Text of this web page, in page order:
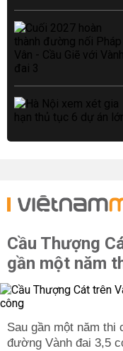
Cầu Thượng
gần một năm
Sau gần một năm thi
đường Vành đai 3,5